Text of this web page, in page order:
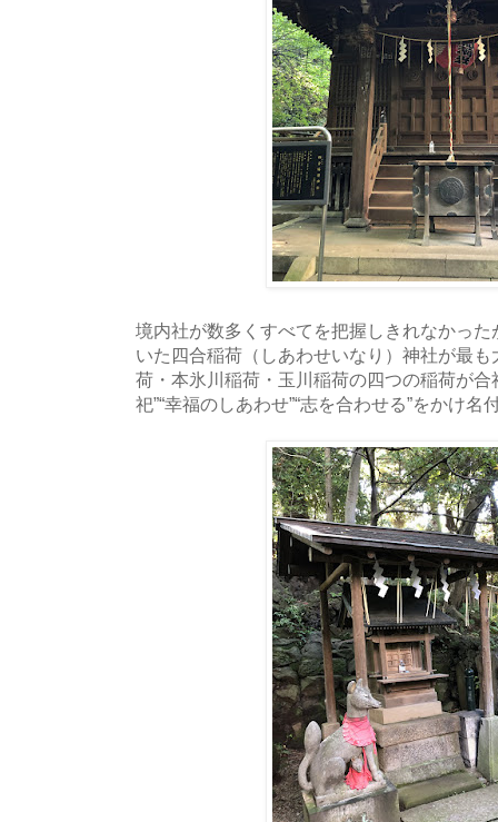
境内社が数多くすべてを把握しきれなかっ
いた四合稲荷（しあわせいなり）神社が最
荷・本氷川稲荷・玉川稲荷の四つの稲荷が合
祀”“幸福のしあわせ”“志を合わせる”をかけ名